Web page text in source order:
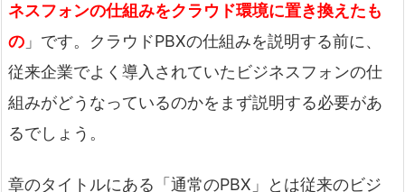
ネスフォンの仕組みをクラウド環境に置き換えたも
の 」です。クラウドPBXの仕組みを説明する前に、
従来企業でよく導入されていたビジネスフォンの仕
組みがどうなっているのかをまず説明する必要があ
るでしょう。
章のタイトルにある「通常のPBX」とは従来のビジ